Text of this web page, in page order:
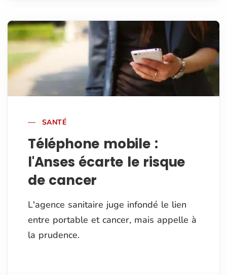
SANTÉ
Téléphone mobile :
l'Anses écarte le risque
de cancer
L'agence sanitaire juge infondé le lien
entre portable et cancer, mais appelle à
la prudence.